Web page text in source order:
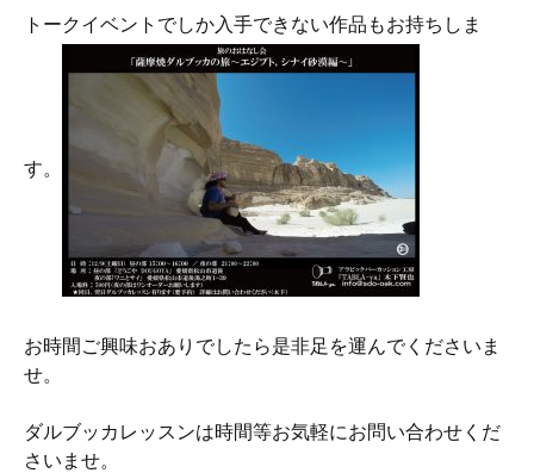
トークイベントでしか入手できない作品もお持ちしま
す。
お時間ご興味おありでしたら是非足を運んでくださいま
せ。
ダルブッカレッスンは時間等お気軽にお問い合わせくだ
さいませ。